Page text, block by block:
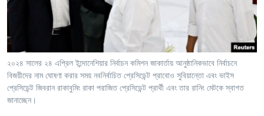
Learning English
FOLLOW US
অন্য ভাষায় ওয়েব সাইট
২০২৪ সালের ২৪ এপ্রিল ইন্দোনেশিয়ার নির্বাচন কমিশন জাকার্তায় আনুষ্ঠানিকভাবে নির্বাচনে
বিজয়ীদের নাম ঘোষণা করার সময় নবনির্বাচিত প্রেসিডেন্ট প্রাবোও সুবিয়ান্তো এবং ভাইস
প্রেসিডেন্ট জিবরান রাকাবুমিং রাকা পরাজিত প্রেসিডেন্ট প্রার্থী এবং তার রানিং মেটকে স্বাগত
জানাচ্ছেন।